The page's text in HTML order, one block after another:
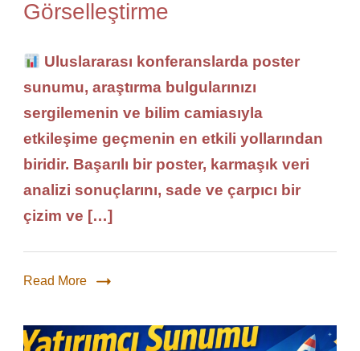
Görselleştirme
Uluslararası konferanslarda poster
sunumu, araştırma bulgularınızı
sergilemenin ve bilim camiasıyla
etkileşime geçmenin en etkili yollarından
biridir. Başarılı bir poster, karmaşık veri
analizi sonuçlarını, sade ve çarpıcı bir
çizim ve […]
Read More